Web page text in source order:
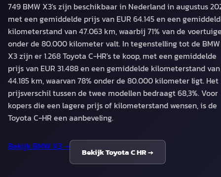
749 BMW X3's zijn beschikbaar in Nederland in augustus
met een gemiddelde prijs van EUR 64.145 en een
kilometerstand van 47.063 km, waarbij 71% van de
onder de 80.000 kilometer valt. In tegenstelling tot de BMW
X3 zijn er 1.268 Toyota C-HR's te koop, met een gemiddelde
prijs van EUR 31.488 en een gemiddelde kilometerstand van
44.185 km, waarvan 78% onder de 80.000 kilometer ligt. Het
prijsverschil tussen de twee modellen bedraagt 68,3%. Voor
kopers die een lagere prijs of kilometerstand wensen, is de
Toyota C-HR een aanbeveling.
Bekijk BMW X3→
BekijkToyota C HR→